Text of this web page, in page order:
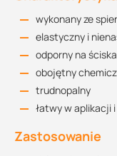
wykonany ze
elastyczny i
odporny na
obojętny
trudnopalny
łatwy w aplikacji
Zastosowanie